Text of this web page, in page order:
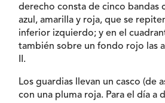
derecho consta de cinco bandas
azul, amarilla y roja, que se
inferior izquierdo; y en el
también sobre un fondo rojo las
II.
Los guardias llevan un casco (de
con una pluma roja. Para el día a